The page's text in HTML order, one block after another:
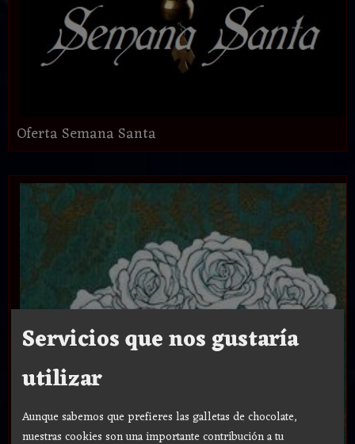
Oferta Semana Santa
Servicios que nos gustaría
utilizar
Aunque sabemos que prefieres las galletas de chocolate,
nuestras cookies son una importante contribución a tu